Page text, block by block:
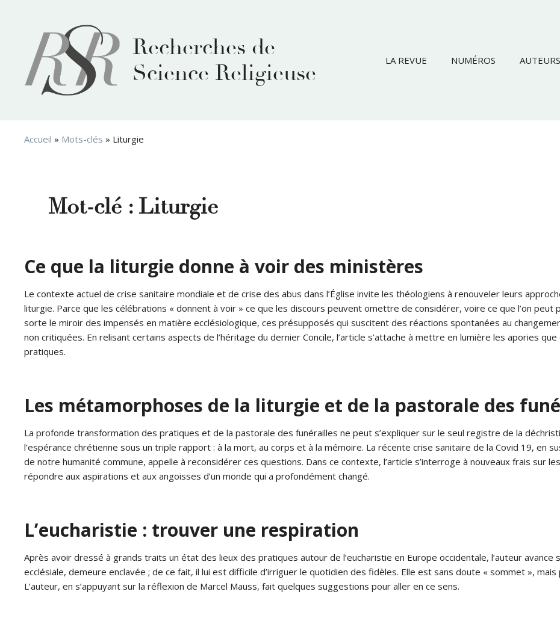
Recherches de
Science Religieuse
LA REVUE NUMÉROS AUTEURS
Accueil » Mots-clés » Liturgie
Mot-clé : Liturgie
Ce que la liturgie donne à voir des ministères
Le contexte actuel de crise sanitaire mondiale et de crise des abus dans l’Église invite les théologiens à renouveler leurs
liturgie. Parce que les célébrations « donnent à voir » ce que les discours peuvent omettre de considérer, voire ce que l’on
sorte le miroir des impensés en matière ecclésiologique, ces présupposés qui suscitent des réactions spontanées au
non critiquées. En relisant certains aspects de l’héritage du dernier Concile, l’article s’attache à mettre en lumière les apories
pratiques.
Les métamorphoses de la liturgie et de la pastorale des
La profonde transformation des pratiques et de la pastorale des funérailles ne peut s’expliquer sur le seul registre de la
l’espérance chrétienne sous un triple rapport : à la mort, au corps et à la mémoire. La récente crise sanitaire de la Covid 19, en
de notre humanité commune, appelle à reconsidérer ces questions. Dans ce contexte, l’article s’interroge à nouveaux frais sur
répondre aux aspirations et aux angoisses d’un monde qui a profondément changé.
L’eucharistie : trouver une respiration
Après avoir dressé à grands traits un état des lieux des pratiques autour de l’eucharistie en Europe occidentale, l’auteur avance
ecclésiale, demeure enclavée ; de ce fait, il lui est difficile d’irriguer le quotidien des fidèles. Elle est sans doute « sommet »,
L’auteur, en s’appuyant sur la réflexion de Marcel Mauss, fait quelques suggestions pour aller en ce sens.